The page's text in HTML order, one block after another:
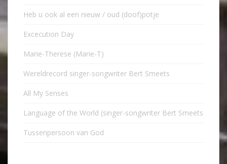
Heb u ook al een nieuw / oud (doof)potje
Excecution Day
Marie-Therese (Marie-T)
Wereldrecord singer-songwriter Bert Smeets
All My Senses
Language of the World (singer-songwriter Bert Smeets
Tussenpersoon van God